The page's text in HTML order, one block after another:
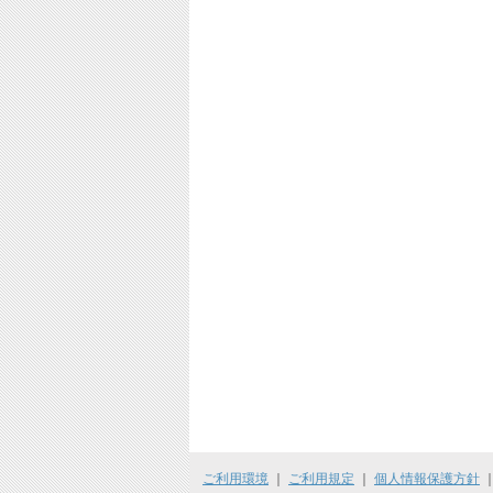
ご利用環境 ご利用規定 個人情報保護方針